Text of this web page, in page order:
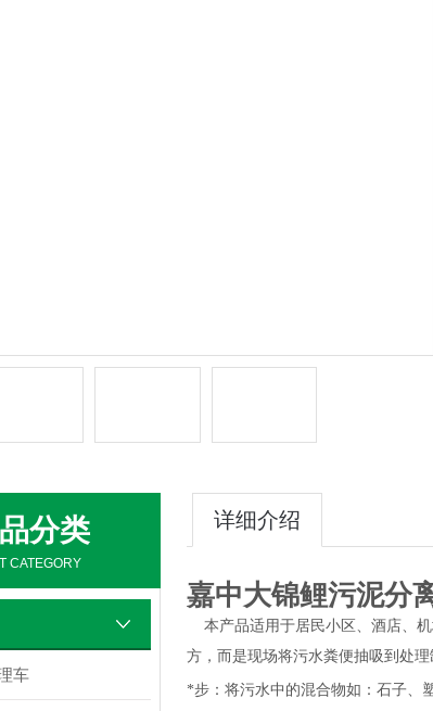
分类
CATEGORY
车
详细介绍
嘉中大锦鲤污泥分
本产品适用于居民小区、酒店、
方，而是现场将污水粪便抽吸到处理
*步：将污水中的混合物如：石子、